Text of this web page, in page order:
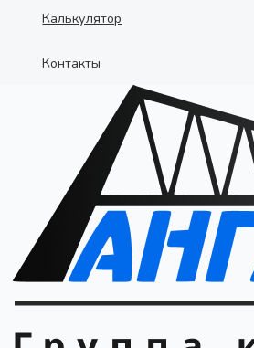
Калькулятор
Контакты